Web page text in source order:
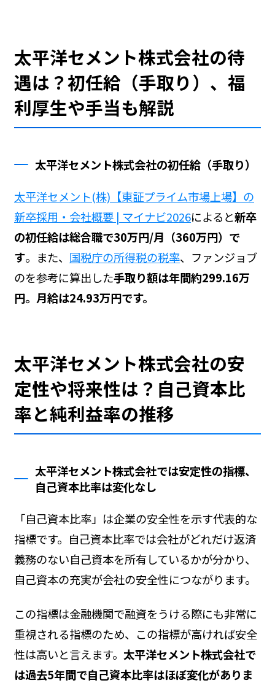
太平洋セメント株式会社の待
遇は？初任給（手取り）、福
利厚生や手当も解説
太平洋セメント株式会社の初任給（手取り）
太平洋セメント(株)【東証プライム市場上場】の
新卒採用・会社概要 | マイナビ2026によると新卒
の初任給は総合職で30万円/月（360万円）で
す。また、 国税庁の所得税の税率、ファンジョブ
のを参考に算出した手取り額は年間約299.16万
円。月給は24.93万円です。
太平洋セメント株式会社の安
定性や将来性は？自己資本比
率と純利益率の推移
太平洋セメント株式会社では安定性の指標、
自己資本比率は変化なし
「自己資本比率」は企業の安全性を示す代表的な
指標です。自己資本比率では会社がどれだけ返済
義務のない自己資本を所有しているかが分かり、
自己資本の充実が会社の安全性につながります。
この指標は金融機関で融資をうける際にも非常に
重視される指標のため、この指標が高ければ安全
性は高いと言えます。 太平洋セメント株式会社で
は過去5年間で自己資本比率はほぼ変化がありま